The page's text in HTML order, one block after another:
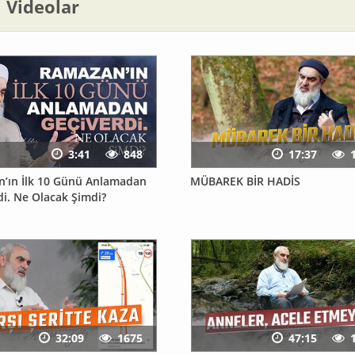
İlk 10 Günü Anlamadan
Ne Olacak Şimdi?
3:41
848
MÜBAREK BİR HADİS
17:37
32:09 1675 47:15